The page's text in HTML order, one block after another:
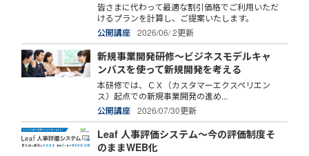
皆さまに代わって最適な割引価格でご利用いただ
けるプランを計算し、ご提案いたします。
公開講座
2026/06/ 2更新
新規事業開発研修～ビジネスモデルキャ
ンバスを使って新規開発を考える
本研修では、ＣＸ（カスタマーエクスペリエン
ス）起点での新規事業開発の進め...
公開講座
2026/07/30更新
Leaf 人事評価システム～今の評価制度そ
のままWEB化